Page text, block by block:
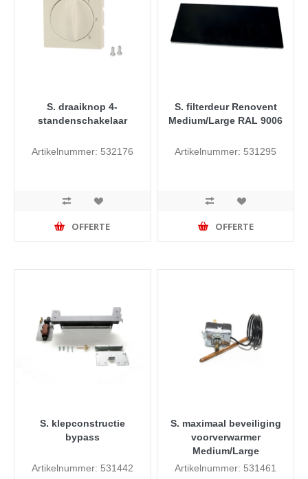
S. draaiknop 4-
standenschakelaar
Artikelnummer: 532176
OFFERTE
S. filterdeur Renovent
Medium/Large RAL 9006
Artikelnummer: 531295
OFFERTE
S. klepconstructie
bypass
Artikelnummer: 531442
S. maximaal beveiliging
voorverwarmer
Medium/Large
Artikelnummer: 531461